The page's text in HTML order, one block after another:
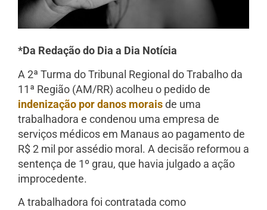
*Da Redação do Dia a Dia Notícia
A 2ª Turma do Tribunal Regional do Trabalho da
11ª Região (AM/RR) acolheu o pedido de
indenização por danos moraisde uma
trabalhadora e condenou uma empresa de
serviços médicos em Manaus ao pagamento de
R$ 2 mil por assédio moral. A decisão reformou a
sentença de 1º grau, que havia julgado a ação
improcedente.
A trabalhadora foi contratada como